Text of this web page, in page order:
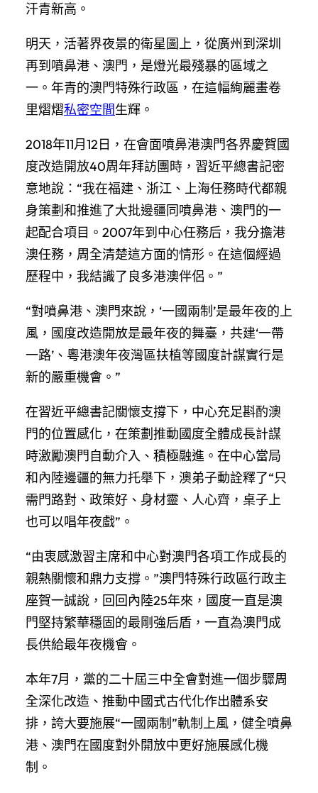
汗青新高。
明天，活著界夜景的衛星圖上，從廣州到深圳
再到噴鼻港、澳門，是燈光最殘暴的區域之
一。年青的澳門特殊行政區，在這幅絢麗畫卷
里熠熠私密空間生輝。
2018年11月12日，在會面噴鼻港澳門各界慶賀國
度改造開放40周年拜訪團時，習近平總書記密
意地說：“我在福建、浙江、上海任務時代都親
身策劃和推進了大批邊疆同噴鼻港、澳門的一
起配合項目。2007年到中心任務后，我分擔港
澳任務，周全清楚這方面的情形。在這個經過
歷程中，我結識了良多港澳伴侶。”
“對噴鼻港、澳門來說，‘一國兩制’是最年夜的上
風，國度改造開放是最年夜的舞臺，共建‘一帶
一路’、粵港澳年夜灣區扶植等國度計謀實行是
新的嚴重機會。”
在習近平總書記關懷支撐下，中心充足斟酌澳
門的位置感化，在策劃推動國度全體成長計謀
時激勵澳門自動介入、積極融進。在中心當局
和內陸邊疆的無力托舉下，澳弟子動詮釋了“只
需門路對、政策好、身材靈、人心齊，桌子上
也可以唱年夜戲”。
“由衷感激習主席和中心對澳門各項工作成長的
親熱關懷和鼎力支撐。”澳門特殊行政區行政主
座賀一誠說，回回內陸25年來，國度一直是澳
門堅持繁華穩固的最剛強后盾，一直為澳門成
長供給最年夜機會。
本年7月，黨的二十屆三中全會對進一個步驟周
全深化改造、推動中國式古代化作出體系安
排，誇大要施展“一國兩制”軌制上風，健全噴鼻
港、澳門在國度對外開放中更好施展感化機
制。